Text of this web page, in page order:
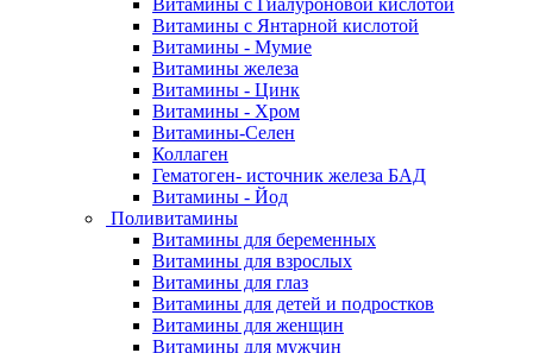
Витамины с Янтарной кислотой
Витамины - Мумие
Витамины железа
Витамины - Цинк
Витамины - Хром
Витамины-Селен
Коллаген
Гематоген- источник железа БАД
Витамины - Йод
Поливитамины
Витамины для беременных
Витамины для взрослых
Витамины для глаз
Витамины для детей и подростков
Витамины для женщин
Витамины для мужчин